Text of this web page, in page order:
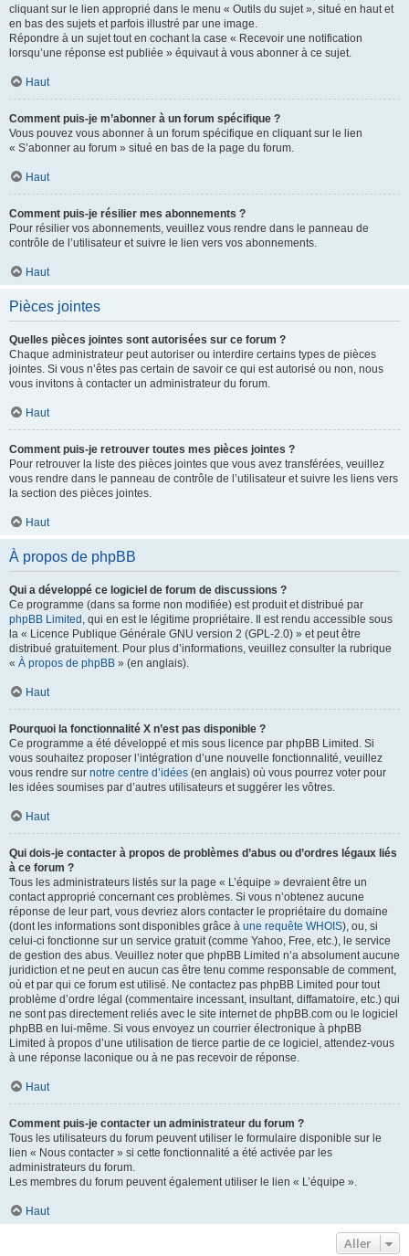
cliquant sur le lien approprié dans le menu « Outils du sujet », situé en haut et
en bas des sujets et parfois illustré par une image.
Répondre à un sujet tout en cochant la case « Recevoir une notification
lorsqu’une réponse est publiée » équivaut à vous abonner à ce sujet.
Haut
Comment puis-je m’abonner à un forum spécifique ?
Vous pouvez vous abonner à un forum spécifique en cliquant sur le lien
« S’abonner au forum » situé en bas de la page du forum.
Haut
Comment puis-je résilier mes abonnements ?
Pour résilier vos abonnements, veuillez vous rendre dans le panneau de
contrôle de l’utilisateur et suivre le lien vers vos abonnements.
Haut
Pièces jointes
Quelles pièces jointes sont autorisées sur ce forum ?
Chaque administrateur peut autoriser ou interdire certains types de pièces
jointes. Si vous n’êtes pas certain de savoir ce qui est autorisé ou non, nous
vous invitons à contacter un administrateur du forum.
Haut
Comment puis-je retrouver toutes mes pièces jointes ?
Pour retrouver la liste des pièces jointes que vous avez transférées, veuillez
vous rendre dans le panneau de contrôle de l’utilisateur et suivre les liens vers
la section des pièces jointes.
Haut
À propos de phpBB
Qui a développé ce logiciel de forum de discussions ?
Ce programme (dans sa forme non modifiée) est produit et distribué par
phpBB Limited , qui en est le légitime propriétaire. Il est rendu accessible sous
la « Licence Publique Générale GNU version 2 (GPL-2.0) » et peut être
distribué gratuitement. Pour plus d’informations, veuillez consulter la rubrique
« À propos de phpBB » (en anglais).
Haut
Pourquoi la fonctionnalité X n’est pas disponible ?
Ce programme a été développé et mis sous licence par phpBB Limited. Si
vous souhaitez proposer l’intégration d’une nouvelle fonctionnalité, veuillez
vous rendre sur notre centre d’idées (en anglais) où vous pourrez voter pour
les idées soumises par d’autres utilisateurs et suggérer les vôtres.
Haut
Qui dois-je contacter à propos de problèmes d’abus ou d’ordres légaux liés
à ce forum ?
Tous les administrateurs listés sur la page « L’équipe » devraient être un
contact approprié concernant ces problèmes. Si vous n’obtenez aucune
réponse de leur part, vous devriez alors contacter le propriétaire du domaine
(dont les informations sont disponibles grâce à une requête WHOIS), ou, si
celui-ci fonctionne sur un service gratuit (comme Yahoo, Free, etc.), le service
de gestion des abus. Veuillez noter que phpBB Limited n’a absolument aucune
juridiction et ne peut en aucun cas être tenu comme responsable de comment,
où et par qui ce forum est utilisé. Ne contactez pas phpBB Limited pour tout
problème d’ordre légal (commentaire incessant, insultant, diffamatoire, etc.) qui
ne sont pas directement reliés avec le site internet de phpBB.com ou le logiciel
phpBB en lui-même. Si vous envoyez un courrier électronique à phpBB
Limited à propos d’une utilisation de tierce partie de ce logiciel, attendez-vous
à une réponse laconique ou à ne pas recevoir de réponse.
Haut
Comment puis-je contacter un administrateur du forum ?
Tous les utilisateurs du forum peuvent utiliser le formulaire disponible sur le
lien « Nous contacter » si cette fonctionnalité a été activée par les
administrateurs du forum.
Les membres du forum peuvent également utiliser le lien « L’équipe ».
Haut
Aller